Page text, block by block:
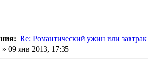
Re: Романтический ужин или завтрак
» 09 янв 2013, 17:35